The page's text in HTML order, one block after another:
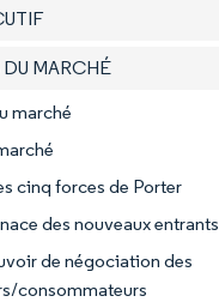
MARCHÉ
marché
cinq forces de Porter
des nouveaux entrants
de négociation des
consommateurs